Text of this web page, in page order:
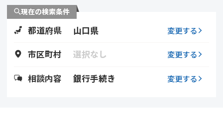
相続人調査
相続登記
現在の検索条件
都道府県 山口県 変更する
市区町村 選択なし 変更する
相談内容 銀行手続き 変更する